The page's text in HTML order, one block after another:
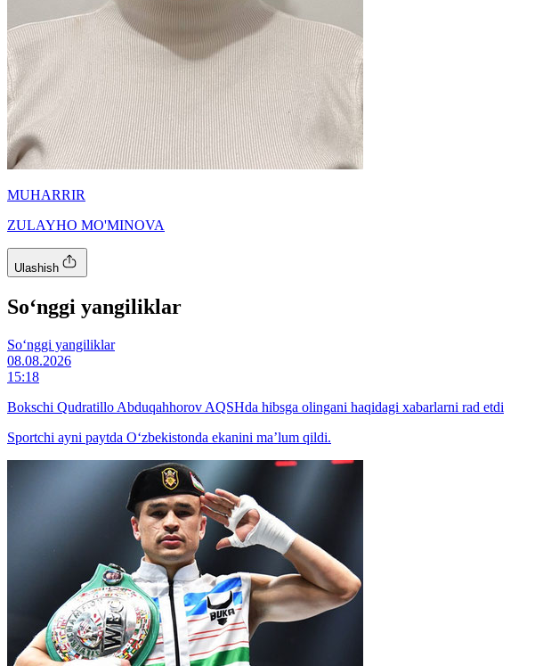
MUHARRIR
ZULAYHO MO'MINOVA
Ulashish
So‘nggi yangiliklar
So‘nggi yangiliklar
08.08.2026
15:18
Bokschi Qudratillo Abduqahhorov AQSHda hibsga olingani haqidagi xabarlarni rad etdi
Sportchi ayni paytda O‘zbekistonda ekanini ma’lum qildi.